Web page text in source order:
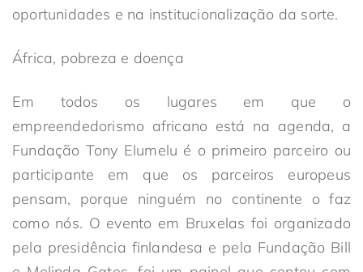
oportunidades e na institucionalização da sorte.
África, pobreza e doença
Em todos os lugares em que o
empreendedorismo africano está na agenda, a
Fundação Tony Elumelu é o primeiro parceiro ou
participante em que os parceiros europeus
pensam, porque ninguém no continente o faz
como nós. O evento em Bruxelas foi organizado
pela presidência finlandesa e pela Fundação Bill